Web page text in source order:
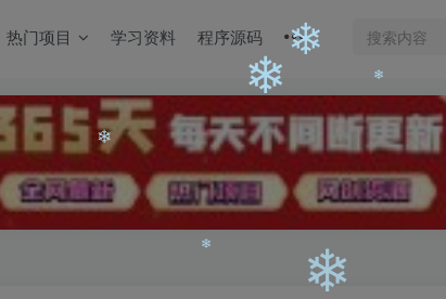
热门项目 学习资料 程序源码
❄
❄ ❄